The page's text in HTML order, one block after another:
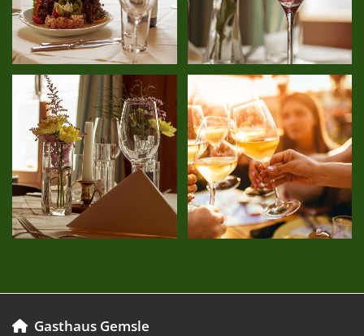
 Gasthaus Gemsle